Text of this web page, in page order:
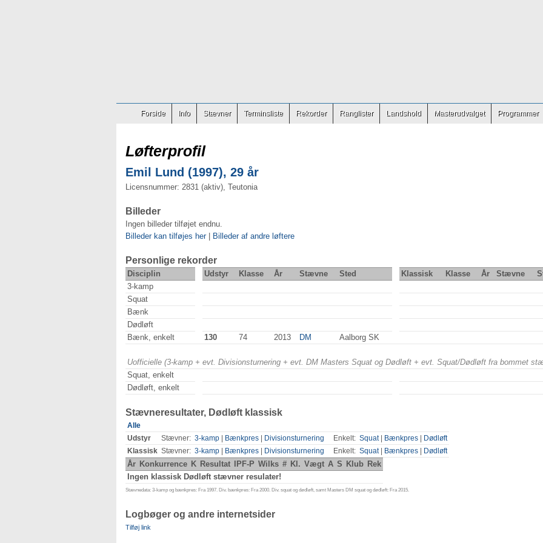
Forside Info Stævner Terminsliste Rekorder Ranglister Landshold Masterudvalget Programmer
Løfterprofil
Emil Lund (1997), 29 år
Licensnummer: 2831 (aktiv), Teutonia
Billeder
Ingen billeder tilføjet endnu.
Billeder kan tilføjes her| Billeder af andre løftere
Personlige rekorder
Disciplin Udstyr Klasse År Stævne Sted Klassisk Klasse År Stævne
3-kamp
Squat
Bænk
Dødløft
Bænk, enkelt
130 74 2013 DM Aalborg SK
Uofficielle (3-kamp + evt. Divisionsturnering + evt. DM Masters Squat og Dødløft + evt. Squat/Dødløft fra bommet
Squat, enkelt
Dødløft, enkelt
Stævneresultater, Dødløft klassisk
Alle
Udstyr
Stævner: 3-kamp Bænkpres Divisionsturnering Enkelt: Squat| Bænkpres
Dødløft
Klassisk Stævner: 3-kamp Bænkpres Divisionsturnering Enkelt: Squat| Bænkpres Dødløft
År Konkurrence K Resultat IPF-P Wilks # Kl. Vægt A S Klub Rek
Ingen klassisk Dødløft stævner resulater!
Stævnedata: 3-kamp og bænkpres: Fra 1997. Div. bænkpres: Fra 2000. Div. squat og dødløft, samt Masters DM squat og dødløft: Fra 2015.
Logbøger og andre internetsider
Tilføj link